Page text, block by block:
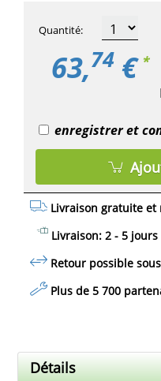
63,74 € *
Livraison gratuite et
Livraison: 2 - 5
Retour possible
Plus de 5 700
Quantité:
enregistrer et
Détails